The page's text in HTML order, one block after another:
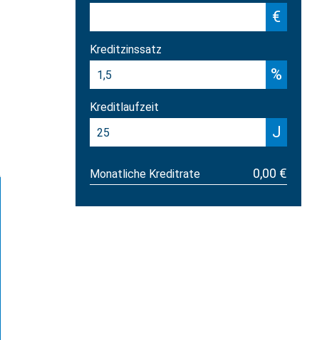
€
Kreditzinssatz
%
Kreditlaufzeit
J
Monatliche Kreditrate 0,00 €